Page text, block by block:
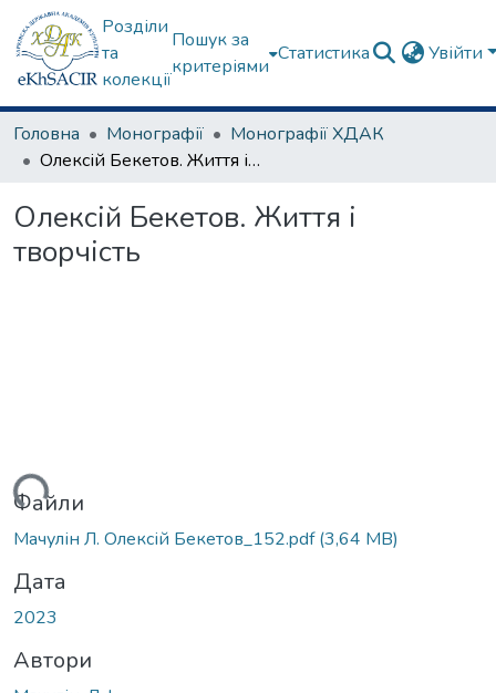
Розділи
та
колекції
Пошук за
критеріями
Статистика Увійти
Головна Монографії
Монографії ХДАК
Олексій Бекетов. Життя і творчість
Олексій Бекетов. Життя і
творчість
Файли
Мачулін Л. Олексій Бекетов_152.pdf(3,64 MB)
Дата
2023
Автори